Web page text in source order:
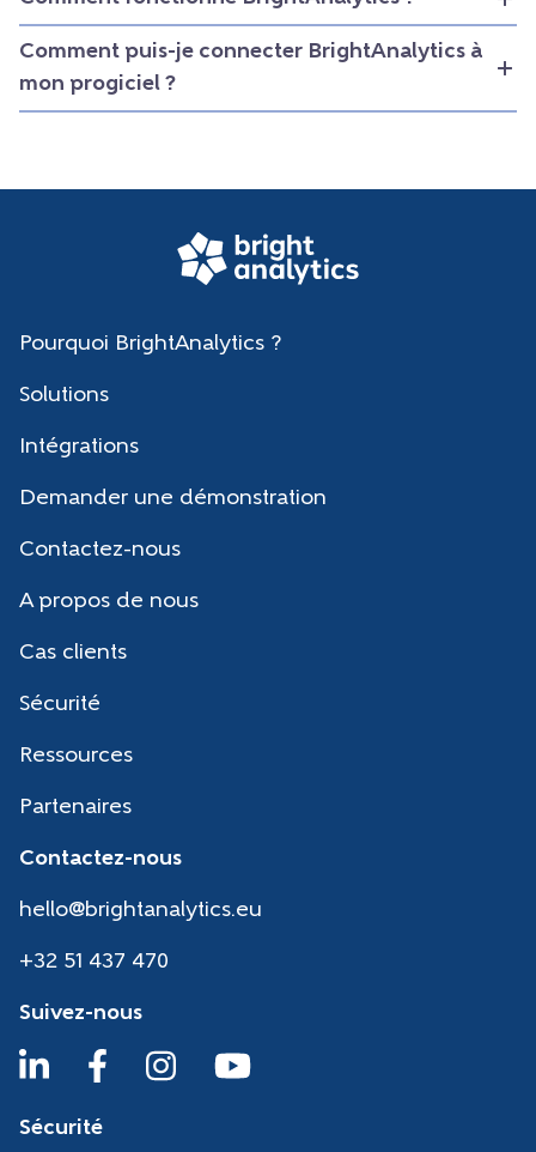
Comment puis-je connecter BrightAnalytics à
mon progiciel ?
Pourquoi BrightAnalytics ?
Solutions
Intégrations
Demander une démonstration
Contactez-nous
A propos de nous
Cas clients
Sécurité
Ressources
Partenaires
Contactez-nous
hello@brightanalytics.eu
+32 51 437 470
Suivez-nous
Sécurité